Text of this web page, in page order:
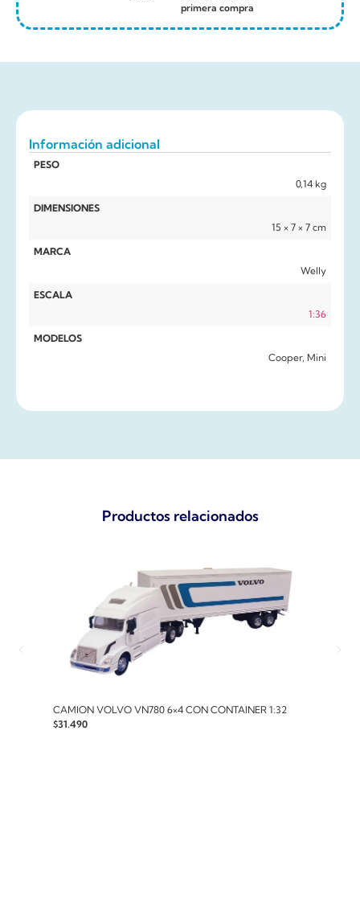
primera compra
Información adicional
PESO
0,14 kg
DIMENSIONES
15 × 7 × 7 cm
MARCA
Welly
ESCALA
1:36
MODELOS
Cooper, Mini
Productos relacionados
CAMION VOLVO VN780 6×4 CON CONTAINER 1:32
$31.490